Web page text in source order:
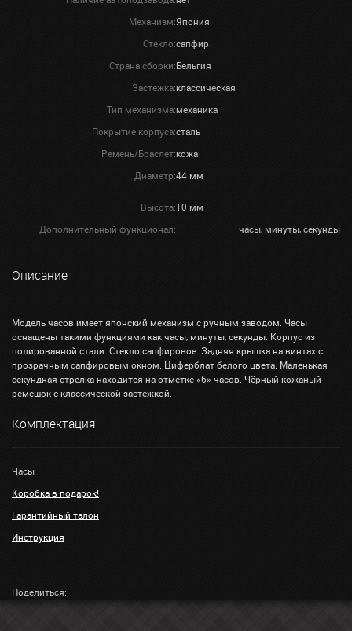
Механизм:Япония
Стекло:сапфир
Страна сборки:Бельгия
Застежка:классическая
Тип механизма:механика
Покрытие корпуса:сталь
Ремень/Браслет:кожа
Диаметр:44 мм
Высота:10 мм
Дополнительный функционал:
часы, минуты, секунды
Описание
Модель часов имеет японский механизм с ручным заводом. Часы
оснащены такими функциями как часы, минуты, секунды. Корпус из
полированной стали. Стекло сапфировое. Задняя крышка на винтах с
прозрачным сапфировым окном. Циферблат белого цвета. Маленькая
секундная стрелка находится на отметке «6» часов. Чёрный кожаный
ремешок с классической застёжкой.
Комплектация
Часы
Коробка в подарок!
Гарантийный талон
Инструкция
Поделиться: